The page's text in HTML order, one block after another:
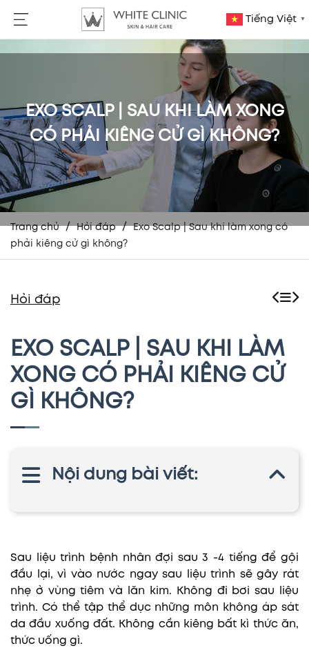
Tiếng Việt ▼
EXO SCALP | SAU KHI LÀM XONG
CÓ PHẢI KIÊNG CỬ GÌ KHÔNG?
Trang chủ / Hỏi đáp /
Exo Scalp | Sau khi làm xong có
phải kiêng cử gì không?
Hỏi đáp
EXO SCALP | SAU KHI LÀM
XONG CÓ PHẢI KIÊNG CỬ
GÌ KHÔNG?
Nội dung bài viết:
Sau liệu trình bệnh nhân đợi sau 3 -4 tiếng để gội
đầu lại, vì vào nước ngay sau liệu trình sẽ gây rát
nhẹ ở vùng tiêm và lăn kim. Không đi bơi sau liệu
trình. Có thể tập thể dục những môn không áp sát
da đầu xuống đất. Không cần kiêng bất kì thức ăn,
thức uống gì.